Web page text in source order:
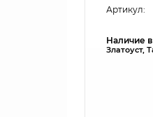
Артикул:
Наличие
Златоуст,